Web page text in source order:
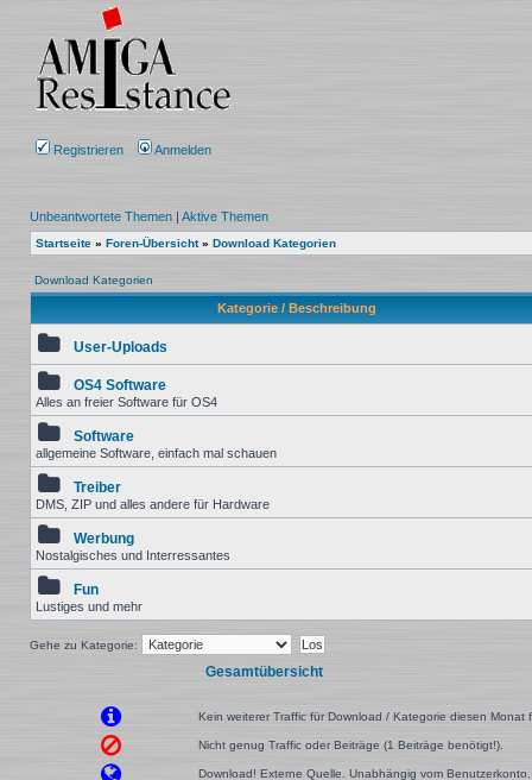
Registrieren Anmelden
Unbeantwortete Themen | Aktive Themen
Startseite » Foren-Übersicht» Download Kategorien
Download Kategorien
Kategorie / Beschreibung
User-Uploads
OS4 Software
Alles an freier Software für OS4
Software
allgemeine Software, einfach mal schauen
Treiber
DMS, ZIP und alles andere für Hardware
Werbung
Nostalgisches und Interressantes
Fun
Lustiges und mehr
Gehe zu Kategorie:
Gesamtübersicht
Kein weiterer Traffic für Download / Kategorie diesen Monat
Nicht genug Traffic oder Beiträge (1 Beiträge benötigt!).
Download! Externe Quelle. Unabhängig vom Benutzerkonto.